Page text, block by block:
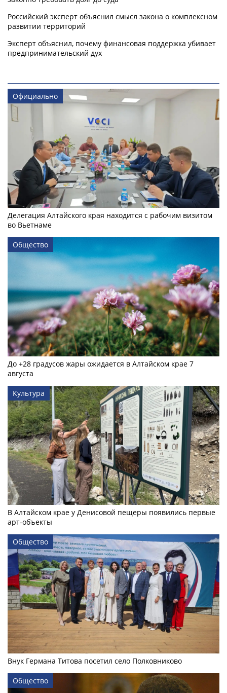
Российский эксперт объяснил смысл закона о комплексном
развитии территорий
Эксперт объяснил, почему финансовая поддержка убивает
предпринимательский дух
Официально
Делегация Алтайского края находится с рабочим визитом
во Вьетнаме
Общество
До +28 градусов жары ожидается в Алтайском крае 7
августа
Культура
В Алтайском крае у Денисовой пещеры появились первые
арт-объекты
Общество
Внук Германа Титова посетил село Полковниково
Общество